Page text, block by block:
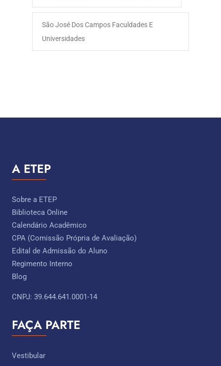
São José Dos Campos Faculdades E
Universidades
A ETEP
Sobre a ETEP
Biblioteca Online
Calendário Acadêmico
CPA (Comissão Própria de Avaliação)
Edital de Admissão do Aluno
Regimento Interno
Blog
CNPJ: 39.644.641.0001-14
FAÇA PARTE
Vestibular